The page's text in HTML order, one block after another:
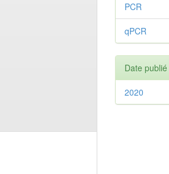
PCR
qPCR
Date publié
2020